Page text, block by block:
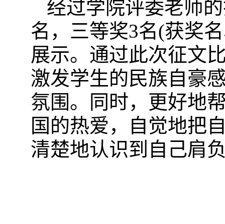
经过学院评委老师
名，三等奖3名(获奖
展示。 通过此次征文
激发学生的民族自豪
氛围。同时，更好地
国的热爱，自觉地把
清楚地认识到自己肩